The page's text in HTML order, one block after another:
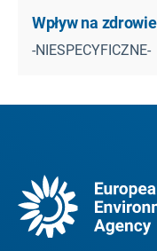
Wpływ na
-NIESPECYFICZNE-